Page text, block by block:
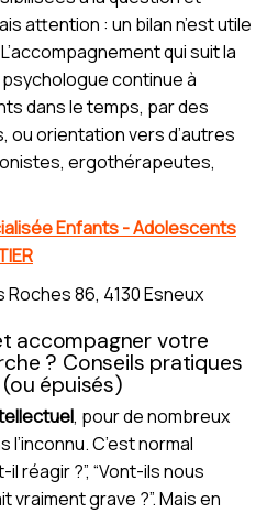
attention : un bilan n’est utile
qui suit la
continue à
dans le temps, par des
ou orientation vers d’autres
ergothérapeutes,
Enfants - Adolescents
Roches 86, 4130 Esneux
accompagner votre
? Conseils pratiques
épuisés)
, pour de nombreux
C’est normal
réagir ?”, “Vont-ils nous
vraiment grave ?”. Mais en